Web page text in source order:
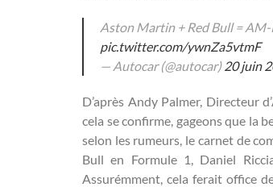
Aston Martin + Red Bull = AM-
pic.twitter.com/ywnZa5vtmF
— Autocar (@autocar)20 juin
D’après Andy Palmer, Directeur
cela se confirme, gageons que la
selon les rumeurs, le carnet de
Bull en Formule 1, Daniel
Assurémment, cela ferait office